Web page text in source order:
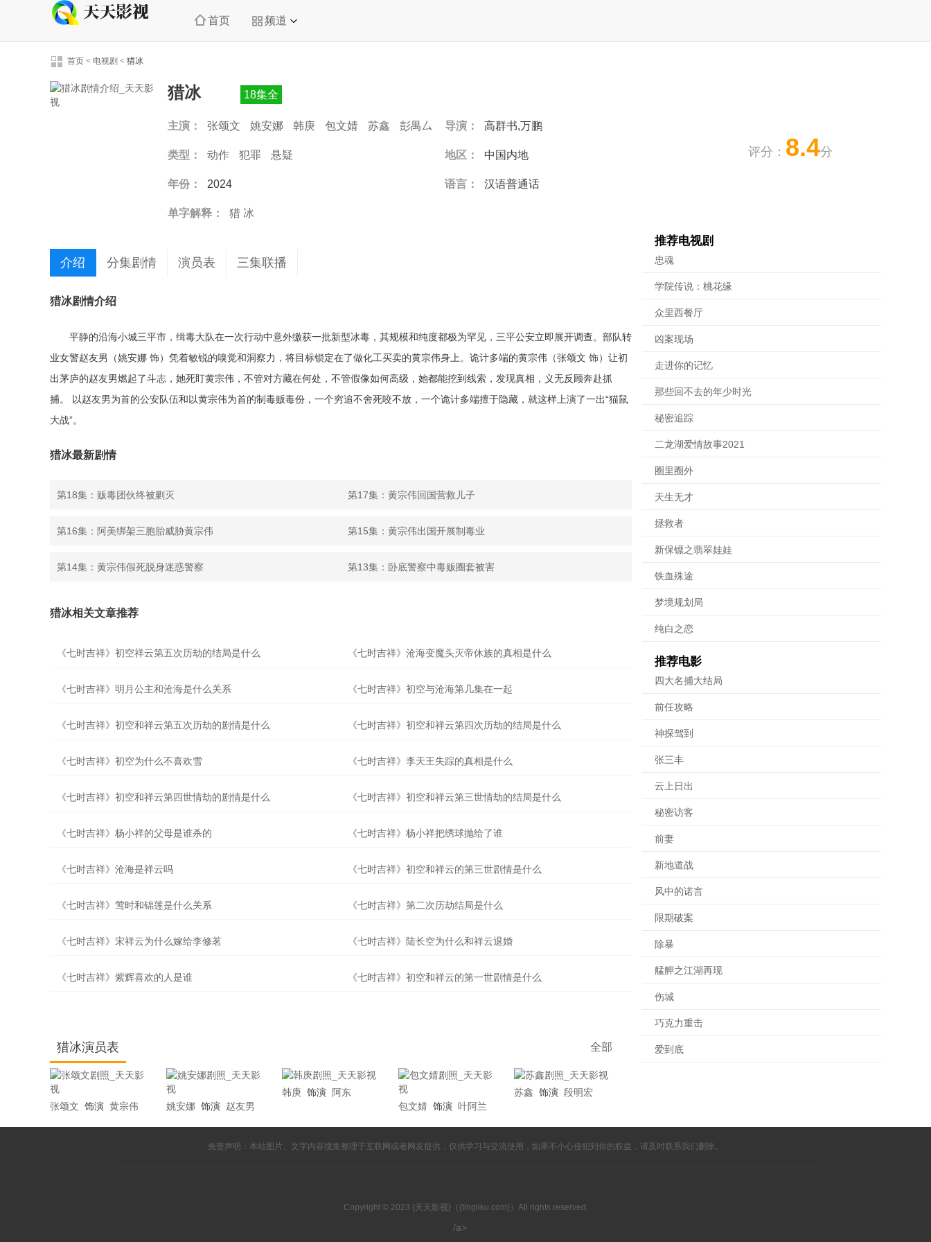
首页 频道
首页 < 电视剧 < 猎冰
评分： 8.4分
猎冰 18集全
主演： 张颂文 姚安娜 韩庚 包文婧 苏鑫 彭禺厶 导演： 高群书,万鹏
类型： 动作 犯罪 悬疑 地区： 中国内地
年份： 2024 语言： 汉语普通话
单字解释： 猎 冰
介绍 分集剧情 演员表 三集联播
猎冰剧情介绍
平静的沿海小城三平市，缉毒大队在一次行动中意外缴获一批新型冰毒，其规模和纯度都极为罕见，三平公安立即展开调查。部队转
业女警赵友男（姚安娜 饰）凭着敏锐的嗅觉和洞察力，将目标锁定在了做化工买卖的黄宗伟身上。诡计多端的黄宗伟（张颂文 饰）让初
出茅庐的赵友男燃起了斗志，她死盯黄宗伟，不管对方藏在何处，不管假像如何高级，她都能挖到线索，发现真相，义无反顾奔赴抓
捕。 以赵友男为首的公安队伍和以黄宗伟为首的制毒贩毒份，一个穷追不舍死咬不放，一个诡计多端擅于隐藏，就这样上演了一出“猫鼠
大战”。
猎冰最新剧情
第18集：贩毒团伙终被剿灭 第17集：黄宗伟回国营救儿子
第16集：阿美绑架三胞胎威胁黄宗伟 第15集：黄宗伟出国开展制毒业
第14集：黄宗伟假死脱身迷惑警察 第13集：卧底警察中毒贩圈套被害
猎冰相关文章推荐
《七时吉祥》初空祥云第五次历劫的结局是什么 《七时吉祥》沧海变魔头灭帝休族的真相是什么
《七时吉祥》明月公主和沧海是什么关系 《七时吉祥》初空与沧海第几集在一起
《七时吉祥》初空和祥云第五次历劫的剧情是什么 《七时吉祥》初空和祥云第四次历劫的结局是什么
《七时吉祥》初空为什么不喜欢雪 《七时吉祥》李天王失踪的真相是什么
《七时吉祥》初空和祥云第四世情劫的剧情是什么 《七时吉祥》初空和祥云第三世情劫的结局是什么
《七时吉祥》杨小祥的父母是谁杀的 《七时吉祥》杨小祥把绣球抛给了谁
《七时吉祥》沧海是祥云吗 《七时吉祥》初空和祥云的第三世剧情是什么
《七时吉祥》莺时和锦莲是什么关系 《七时吉祥》第二次历劫结局是什么
《七时吉祥》宋祥云为什么嫁给李修茗 《七时吉祥》陆长空为什么和祥云退婚
《七时吉祥》紫辉喜欢的人是谁 《七时吉祥》初空和祥云的第一世剧情是什么
猎冰演员表 全部
张颂文 饰演 黄宗伟 姚安娜饰演 赵友男
韩庚 饰演
阿东
包文婧饰演 叶阿兰
苏鑫 饰演 段明宏
推荐电视剧
忠魂
学院传说：桃花缘
众里西餐厅
凶案现场
走进你的记忆
那些回不去的年少时光
秘密追踪
二龙湖爱情故事2021
圈里圈外
天生无才
拯救者
新保镖之翡翠娃娃
铁血殊途
梦境规划局
纯白之恋
推荐电影
四大名捕大结局
前任攻略
神探驾到
张三丰
云上日出
秘密访客
前妻
新地道战
风中的诺言
限期破案
除暴
艋舺之江湖再现
伤城
巧克力重击
爱到底
免责声明：本站图片、文字内容搜集整理于互联网或者网友提供，仅供学习与交流使用，如果不小心侵犯到你的权益，请及时联系我们删除。
Copyright © 2023 {天天影视}（{tingliku.com}）All rights reserved.
/a>